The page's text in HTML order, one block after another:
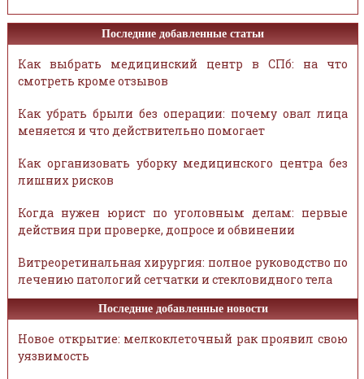
Последние добавленные статьи
Как выбрать медицинский центр в СПб: на что
смотреть кроме отзывов
Как убрать брыли без операции: почему овал лица
меняется и что действительно помогает
Как организовать уборку медицинского центра без
лишних рисков
Когда нужен юрист по уголовным делам: первые
действия при проверке, допросе и обвинении
Витреоретинальная хирургия: полное руководство по
лечению патологий сетчатки и стекловидного тела
Последние добавленные новости
Новое открытие: мелкоклеточный рак проявил свою
уязвимость